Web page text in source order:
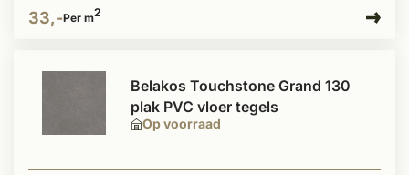
33,-Per m2
Op voorraad
Belakos Touchstone Grand 130
plak PVC vloer tegels